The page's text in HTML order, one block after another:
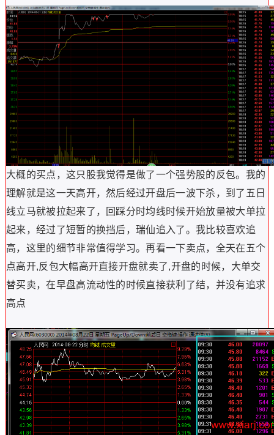
大概的买点，这只股我觉得是做了一个强势股的反包。我的
理解就是这一天高开，然后经过开盘后一波下杀，到了五日
线立马就被拉起来了，回踩分时均线时候开始放量被大单拉
起来，经过了短暂的换挡后，瑞仙追入了。我比较喜欢追
高，这里的细节非常值得学习。再看一下卖点，全天在五个
点高开,反包大幅高开直接开盘就卖了,开盘的时候，大单交
替买卖，在早盘高流动性的时候直接获利了结，并没有追求
高点